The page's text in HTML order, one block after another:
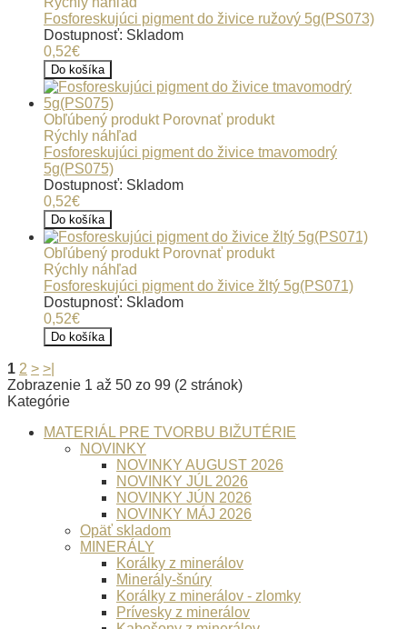
Fosforeskujúci pigment do živice ružový 5g(PS073)
Dostupnosť: Skladom
0,52€
Do košíka
Obľúbený produkt Porovnať produkt
Rýchly náhľad
Fosforeskujúci pigment do živice tmavomodrý
5g(PS075)
Dostupnosť: Skladom
0,52€
Do košíka
Obľúbený produkt Porovnať produkt
Rýchly náhľad
Fosforeskujúci pigment do živice žltý 5g(PS071)
Dostupnosť: Skladom
0,52€
Do košíka
1 2 > >|
Zobrazenie 1 až 50 zo 99 (2 stránok)
Kategórie
MATERIÁL PRE TVORBU BIŽUTÉRIE
NOVINKY
NOVINKY AUGUST 2026
NOVINKY JÚL 2026
NOVINKY JÚN 2026
NOVINKY MÁJ 2026
Opäť skladom
MINERÁLY
Korálky z minerálov
Minerály-šnúry
Korálky z minerálov - zlomky
Prívesky z minerálov